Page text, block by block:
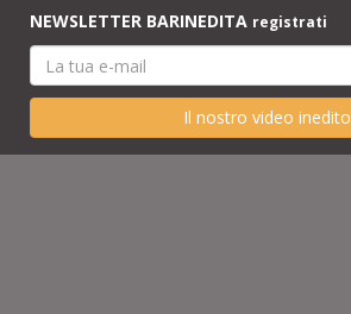
NEWSLETTER BARINEDITA registrati
Il nostro video inedito